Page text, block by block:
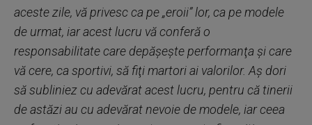
aceste zile, vă privesc ca pe „eroii” lor, ca pe modele
de urmat, iar acest lucru vă conferă o
responsabilitate care depăşeşte performanţa şi care
vă cere, ca sportivi, să fiţi martori ai valorilor. Aş dori
să subliniez cu adevărat acest lucru, pentru că tinerii
de astăzi au cu adevărat nevoie de modele, iar ceea